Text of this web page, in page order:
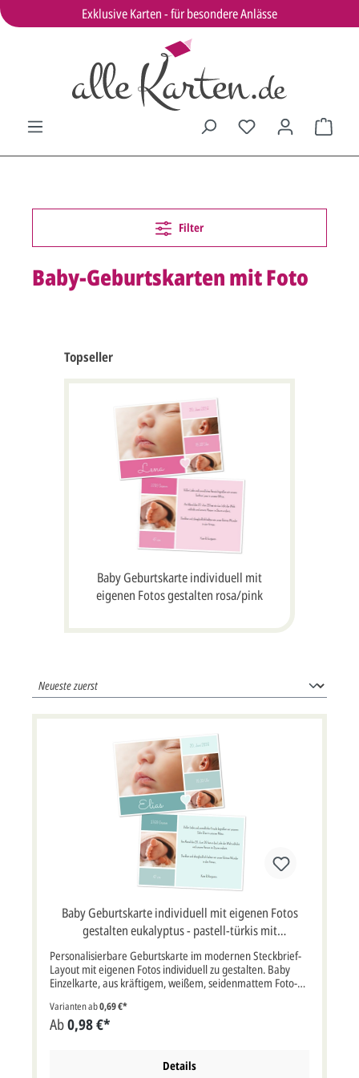
Exklusive Karten - für besondere Anlässe
Filter
Baby-Geburtskarten mit Foto
Topseller
Baby Geburtskarte individuell mit
eigenen Fotos gestalten rosa/pink
Baby Geburtskarte individuell mit eigenen Fotos
gestalten eukalyptus - pastell-türkis mit
Briefumschlag
Personalisierbare Geburtskarte im modernen Steckbrief-
Layout mit eigenen Fotos individuell zu gestalten. Baby
Einzelkarte, aus kräftigem, weißem, seidenmattem Foto-
Texte sind nur Gestaltungsbeispiele, Sie können die
Geburt-Karte ganz nach Ihren Wünschen selbst gestalten
Farben eukalyptus / pastell türkis entworfen. Weitere
Varianten ab0,69 €*
Ab0,98 €*
Details